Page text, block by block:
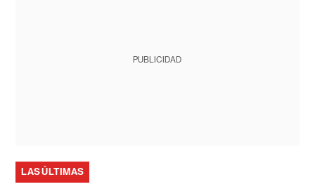
PUBLICIDAD
LAS ÚLTIMAS